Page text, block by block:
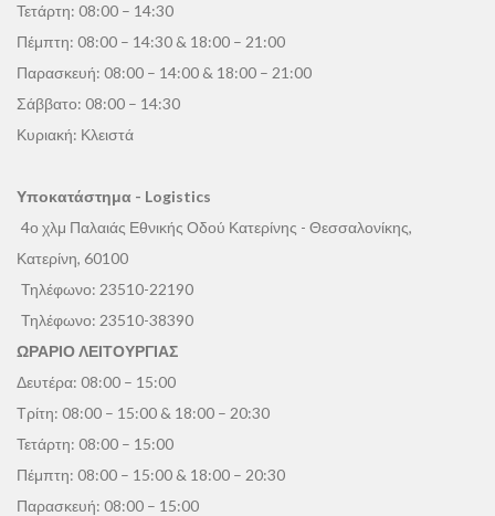
Τετάρτη: 08:00 – 14:30
Πέμπτη: 08:00 – 14:30 & 18:00 – 21:00
Παρασκευή: 08:00 – 14:00 & 18:00 – 21:00
Σάββατο: 08:00 – 14:30
Κυριακή: Κλειστά
Υποκατάστημα - Logistics
4ο χλμ Παλαιάς Εθνικής Οδού Κατερίνης - Θεσσαλονίκης,
Κατερίνη, 60100
Τηλέφωνο: 23510-22190
Τηλέφωνο: 23510-38390
ΩΡΑΡΙΟ ΛΕΙΤΟΥΡΓΙΑΣ
Δευτέρα: 08:00 – 15:00
Τρίτη: 08:00 – 15:00 & 18:00 – 20:30
Τετάρτη: 08:00 – 15:00
Πέμπτη: 08:00 – 15:00 & 18:00 – 20:30
Παρασκευή: 08:00 – 15:00